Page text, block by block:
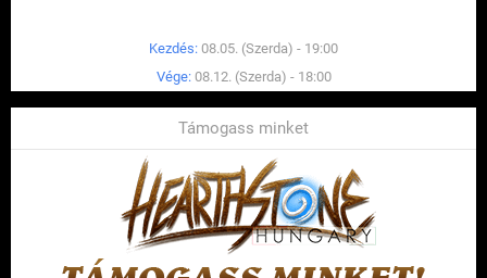
Kezdés: 08.05. (Szerda) - 19:00
Vége: 08.12. (Szerda) - 18:00
Támogass minket